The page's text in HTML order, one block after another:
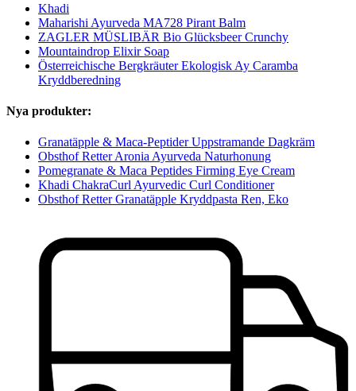
Khadi
Maharishi Ayurveda MA728 Pirant Balm
ZAGLER MÜSLIBÄR Bio Glücksbeer Crunchy
Mountaindrop Elixir Soap
Österreichische Bergkräuter Ekologisk Ay Caramba
Kryddberedning
Nya produkter:
Granatäpple & Maca-Peptider Uppstramande Dagkräm
Obsthof Retter Aronia Ayurveda Naturhonung
Pomegranate & Maca Peptides Firming Eye Cream
Khadi ChakraCurl Ayurvedic Curl Conditioner
Obsthof Retter Granatäpple Kryddpasta Ren, Eko